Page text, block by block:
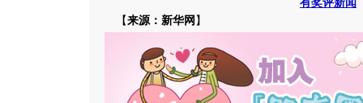
【来源：新华网 】